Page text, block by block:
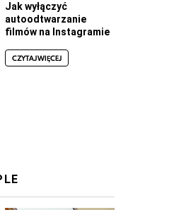
Jak wyłączyć
autoodtwarzanie
filmów na Instagramie
CZYTAJ WIĘCEJ